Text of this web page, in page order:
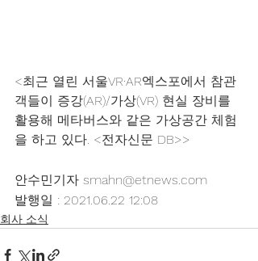
<최근 열린 서울VR·AR엑스포에서 참관
객들이 증강(AR)/가상(VR) 현실 장비를
활용해 메타버스와 같은 가상공간 체험
을 하고 있다. <전자신문 DB>>
안수민기자 smahn@etnews.com
발행일 : 2021.06.22 12:08
회사 소식